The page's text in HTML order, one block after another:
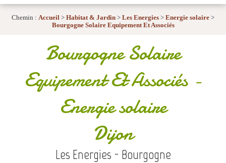
Chemin : Accueil > Habitat & Jardin > Les Energies > Energie solaire >
Bourgogne Solaire Equipement Et Associés
Bourgogne Solaire
Equipement Et Associés-
Energie solaire
Dijon
Les Energies - Bourgogne